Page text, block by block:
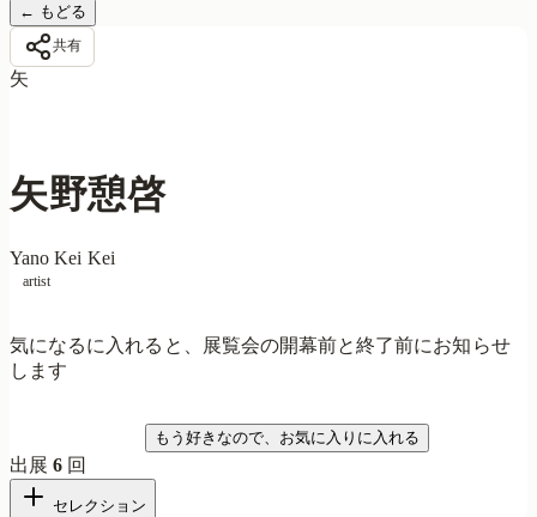
← もどる
共有
矢
矢野憩啓
Yano Kei Kei
artist
気になるに入れると、展覧会の開幕前と終了前にお知らせ
します
もう好きなので、お気に入りに入れる
出展6 回
セレクション